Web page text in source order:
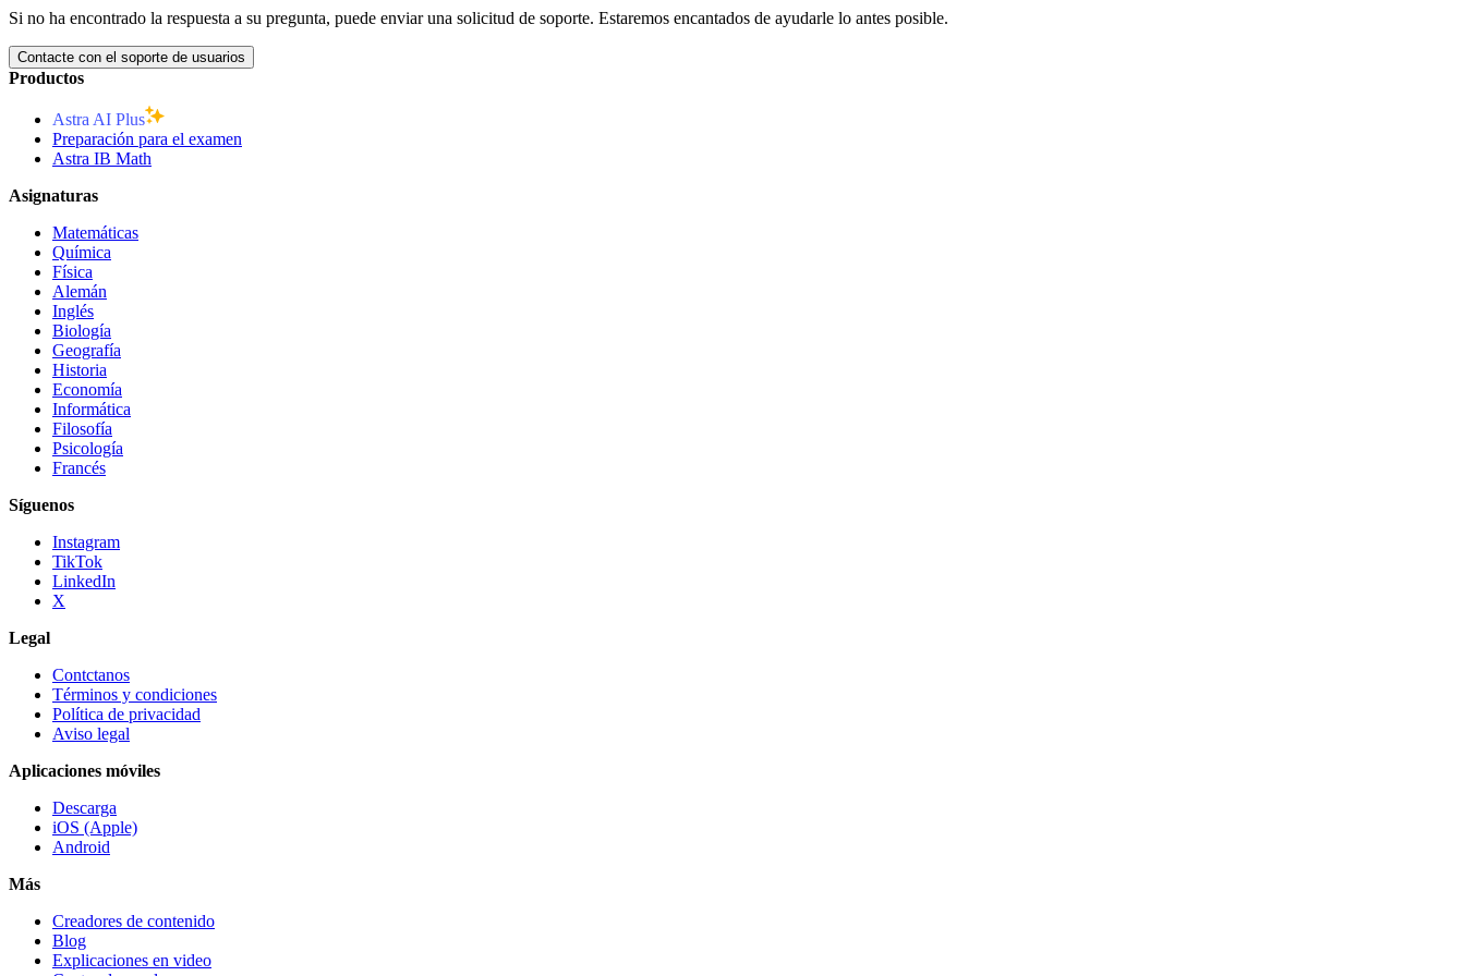
Si no ha encontrado la respuesta a su pregunta, puede enviar una solicitud de soporte. Estaremos encantados de ayudarle lo antes posible.
Contacte con el soporte de usuarios
Productos
Astra AI Plus
Preparación para el examen
Astra IB Math
Asignaturas
Matemáticas
Química
Física
Alemán
Inglés
Biología
Geografía
Historia
Economía
Informática
Filosofía
Psicología
Francés
Síguenos
Instagram
TikTok
LinkedIn
X
Legal
Contctanos
Términos y condiciones
Política de privacidad
Aviso legal
Aplicaciones móviles
Descarga
iOS (Apple)
Android
Más
Creadores de contenido
Blog
Explicaciones en video